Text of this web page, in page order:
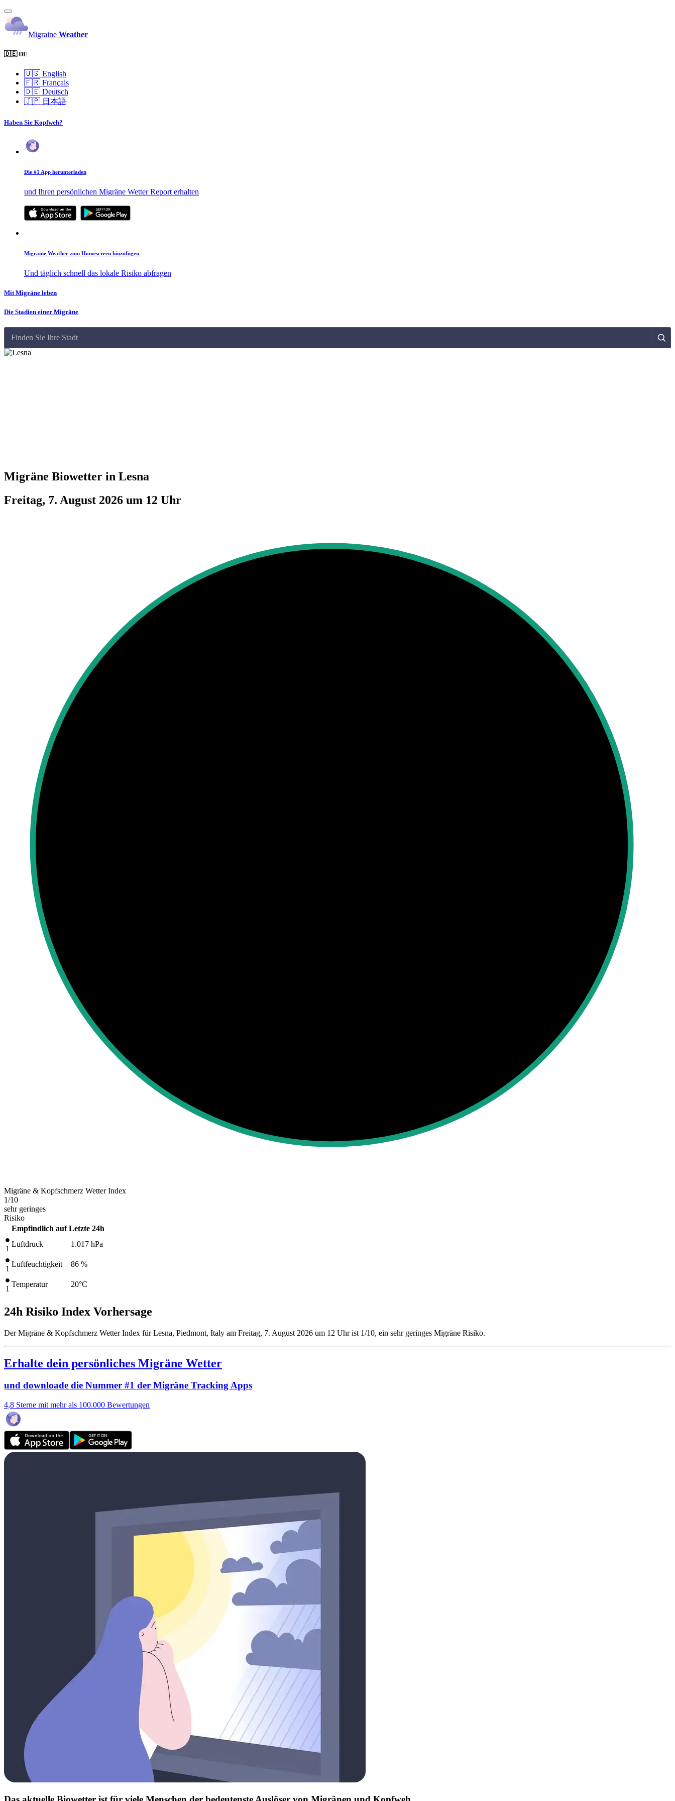
Migraine Weather
🇩🇪 DE
🇺🇸 English
🇫🇷 Français
🇩🇪 Deutsch
🇯🇵 日本語
Haben Sie Kopfweh?
Die #1 App herunterladen
und Ihren persönlichen Migräne Wetter Report erhalten
Migraine Weather zum Homescreen hinzufügen
Und täglich schnell das lokale Risiko abfragen
Mit Migräne leben
Die Stadien einer Migräne
Finden Sie Ihre Stadt
Migräne Biowetter in Lesna
Freitag, 7. August 2026 um 12 Uhr
Migräne & Kopfschmerz Wetter Index
1/10
sehr geringes
Risiko
Empfindlich auf Letzte 24h
1
Luftdruck 1.017 hPa
1
Luftfeuchtigkeit 86 %
1
Temperatur 20°C
24h Risiko Index Vorhersage
Der Migräne & Kopfschmerz Wetter Index für Lesna, Piedmont, Italy am Freitag, 7. August 2026 um 12 Uhr ist 1/10, ein sehr geringes Migräne Risiko.
Erhalte dein persönliches Migräne Wetter
und downloade die Nummer #1 der Migräne Tracking Apps
4,8 Sterne mit mehr als 100.000 Bewertungen